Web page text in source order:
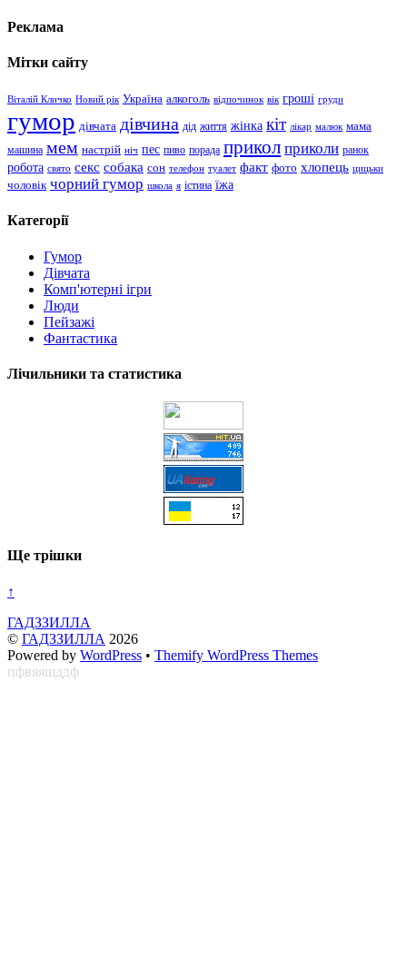
Реклама
Мітки сайту
Віталій Кличко Новий рік Україна алкоголь відпочинок вік гроші груди
гумор дівчата дівчина дід життя жінка кіт лікар малюк мама
машина мем настрій ніч пес пиво порада прикол приколи ранок
робота свято секс собака сон телефон туалет факт фото хлопець цицьки
чоловік чорний гумор школа я істина їжа
Категорії
Гумор
Дівчата
Комп'ютерні ігри
Люди
Пейзажі
Фантастика
Лічильники та статистика
Ще трішки
↑
ГАДЗЗИЛЛА
© ГАДЗЗИЛЛА 2026
Powered by WordPress • Themify WordPress Themes
пфвяяшддф